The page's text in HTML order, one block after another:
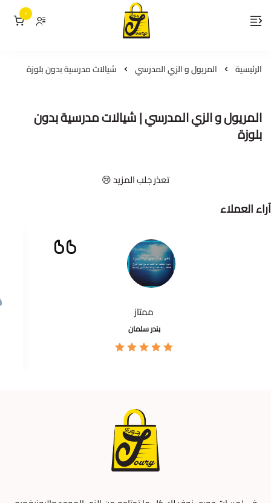
لمسات جوري
٠
الرئيسية المريول و الزي المدرسي شيالات مدرسية بدون بلوزة
المريول و الزي المدرسي | شيالات مدرسية بدون
بلوزة
تعذر جلب المزيد 😢
آراء العملاء
ممتاز
بندر سلمان